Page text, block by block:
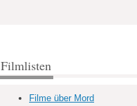
Filmlisten
Filme über Mord